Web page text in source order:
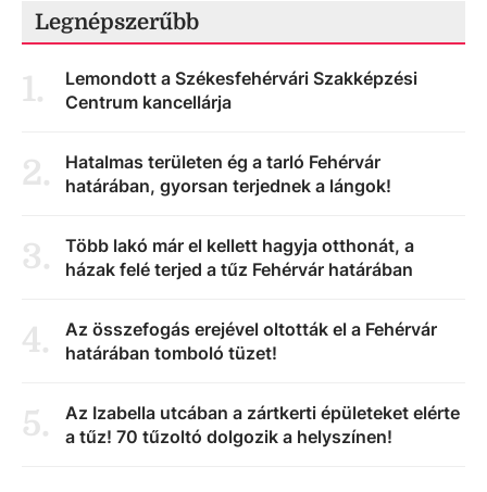
Legnépszerűbb
1.
Lemondott a Székesfehérvári Szakképzési
Centrum kancellárja
2.
Hatalmas területen ég a tarló Fehérvár
határában, gyorsan terjednek a lángok!
3.
Több lakó már el kellett hagyja otthonát, a
házak felé terjed a tűz Fehérvár határában
4.
Az összefogás erejével oltották el a Fehérvár
határában tomboló tüzet!
5.
Az Izabella utcában a zártkerti épületeket elérte
a tűz! 70 tűzoltó dolgozik a helyszínen!